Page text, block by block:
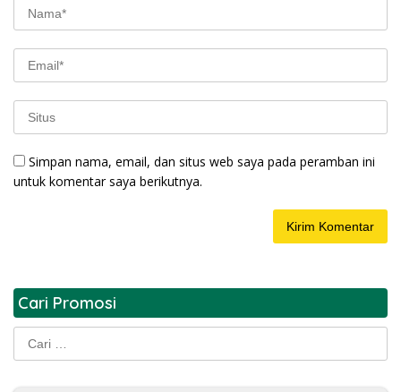
Simpan nama, email, dan situs web saya pada peramban ini
untuk komentar saya berikutnya.
Cari Promosi
Cari
untuk: